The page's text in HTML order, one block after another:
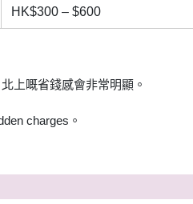
HK$300 – $600
上嘅省錢感會非常明顯。
charges。